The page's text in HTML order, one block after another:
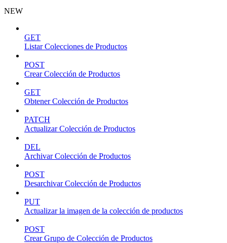
NEW
GET
Listar Colecciones de Productos
POST
Crear Colección de Productos
GET
Obtener Colección de Productos
PATCH
Actualizar Colección de Productos
DEL
Archivar Colección de Productos
POST
Desarchivar Colección de Productos
PUT
Actualizar la imagen de la colección de productos
POST
Crear Grupo de Colección de Productos